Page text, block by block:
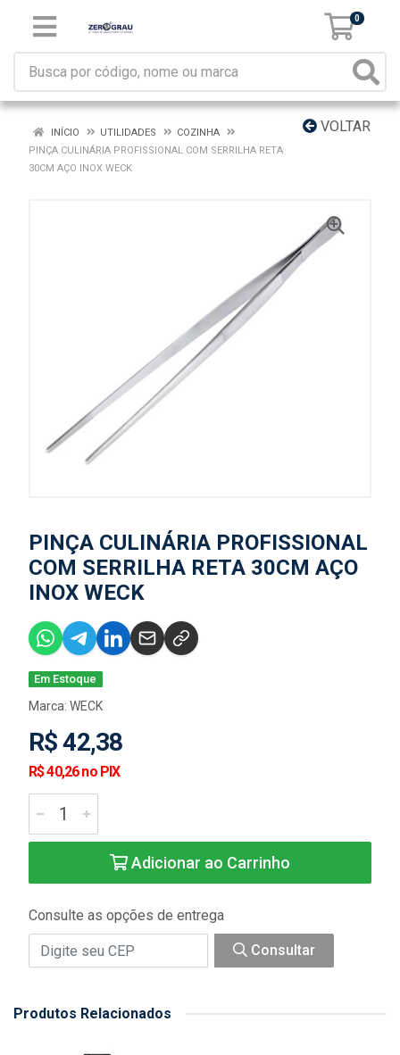
0
VOLTAR
INÍCIO UTILIDADES
COZINHA
PINÇA CULINÁRIA PROFISSIONAL COM SERRILHA RETA
30CM AÇO INOX WECK
PINÇA CULINÁRIA PROFISSIONAL
COM SERRILHA RETA 30CM AÇO
INOX WECK
Em Estoque
Marca: WECK
R$ 42,38
R$ 40,26 no PIX
Adicionar ao Carrinho
Consulte as opções de entrega
Consultar
Produtos Relacionados